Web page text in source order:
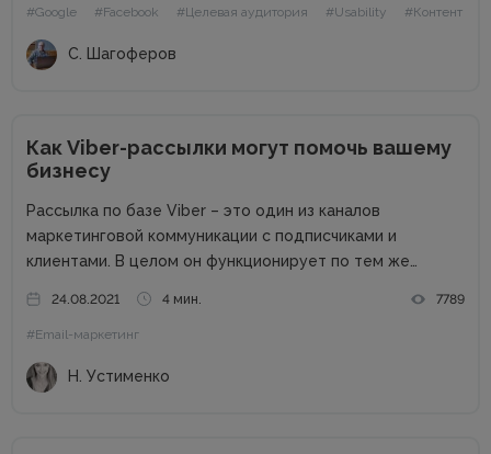
000 уникальных посетителей, 90 000 подписчиков...
#Google #Facebook #Целевая аудитория #Usability #Контент
С. Шагоферов
Как Viber-рассылки могут помочь вашему
бизнесу
Рассылка по базе Viber – это один из каналов
маркетинговой коммуникации с подписчиками и
клиентами. В целом он функционирует по тем же
получить согласие на рассылку, не стоит
переспамливать, нужно персонализировать общение...
24.08.2021 4 мин. 7789
#Email-маркетинг
Н. Устименко